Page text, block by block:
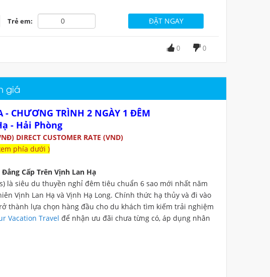
Trẻ em:
0
0
giá
- CHƯƠNG TRÌNH 2 NGÀY 1 ĐÊM
- Hải Phòng
DIRECT CUSTOMER RATE (VND)
phía dưới )
Cấp Trên Vịnh Lan Hạ
là siêu du thuyền nghỉ đêm tiêu chuẩn 6 sao mới nhất năm
Vịnh Lan Hạ và Vịnh Hạ Long. Chính thức hạ thủy và đi vào
thành lựa chọn hàng đầu cho du khách tìm kiếm trải nghiệm
Vacation Travel để nhận ưu đãi chưa từng có, áp dụng nhân